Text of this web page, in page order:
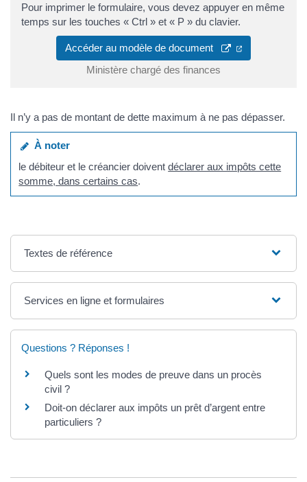
Pour imprimer le formulaire, vous devez appuyer en même
temps sur les touches « Ctrl » et « P » du clavier.
Accéder au modèle de document
Ministère chargé des finances
Il n’y a pas de montant de dette maximum à ne pas dépasser.
À noter
le débiteur et le créancier doiventdéclarer aux impôts cette
somme, dans certains cas.
Textes de référence
Services en ligne et formulaires
Questions ? Réponses !
Quels sont les modes de preuve dans un procès
civil ?
Doit-on déclarer aux impôts un prêt d’argent entre
particuliers ?